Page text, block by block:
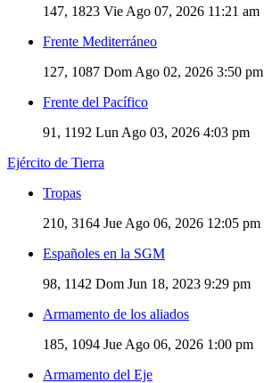
147, 1823 Vie Ago 07, 2026 11:21 am
Frente Mediterráneo
127, 1087 Dom Ago 02, 2026 3:50 pm
Frente del Pacífico
91, 1192 Lun Ago 03, 2026 4:03 pm
Ejército de Tierra
Tropas
210, 3164 Jue Ago 06, 2026 12:05 pm
Españoles en la SGM
98, 1142 Dom Jun 18, 2023 9:29 pm
Armamento de los aliados
185, 1094 Jue Ago 06, 2026 1:00 pm
Armamento del Eje